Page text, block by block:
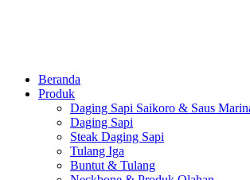
Beranda
Produk
Daging Sapi Saikoro & Saus
Daging Sapi
Steak Daging Sapi
Tulang Iga
Buntut & Tulang